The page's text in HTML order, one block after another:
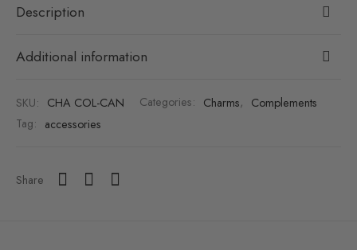
Description
Additional information
SKU: CHA COL-CAN Categories: Charms, Complements
Tag: accessories
Share